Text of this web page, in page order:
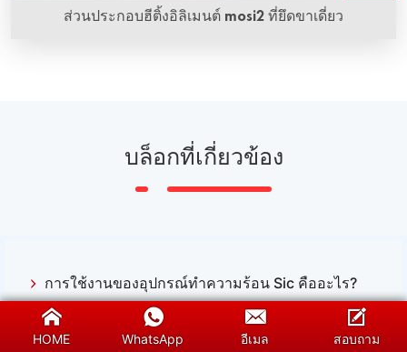
ส่วนประกอบฮีติ้งอิลิเมนต์ mosi2 ที่ยึดขาเดี่ยว
บล็อกที่เกี่ยวข้อง
การใช้งานของอุปกรณ์ทำความร้อน Sic คืออะไร?
ชนิดของอุปกรณ์ทำความร้อนที่ฉันต้องการคืออะไร?
HOME WhatsApp อีเมล สอบถาม